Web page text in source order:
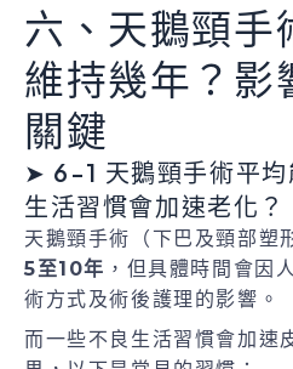
六、天鵝頸手
維持幾年？影
關鍵
➤ 6-1 天鵝頸手術平均
生活習慣會加速老化？
天鵝頸手術（下巴及頸部塑
5至10年 ，但具體時間會因
術方式及術後護理的影響。
而一些不良生活習慣會加速